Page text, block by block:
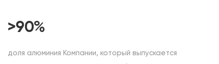
>90%
доля алюминия Компании, который выпускается